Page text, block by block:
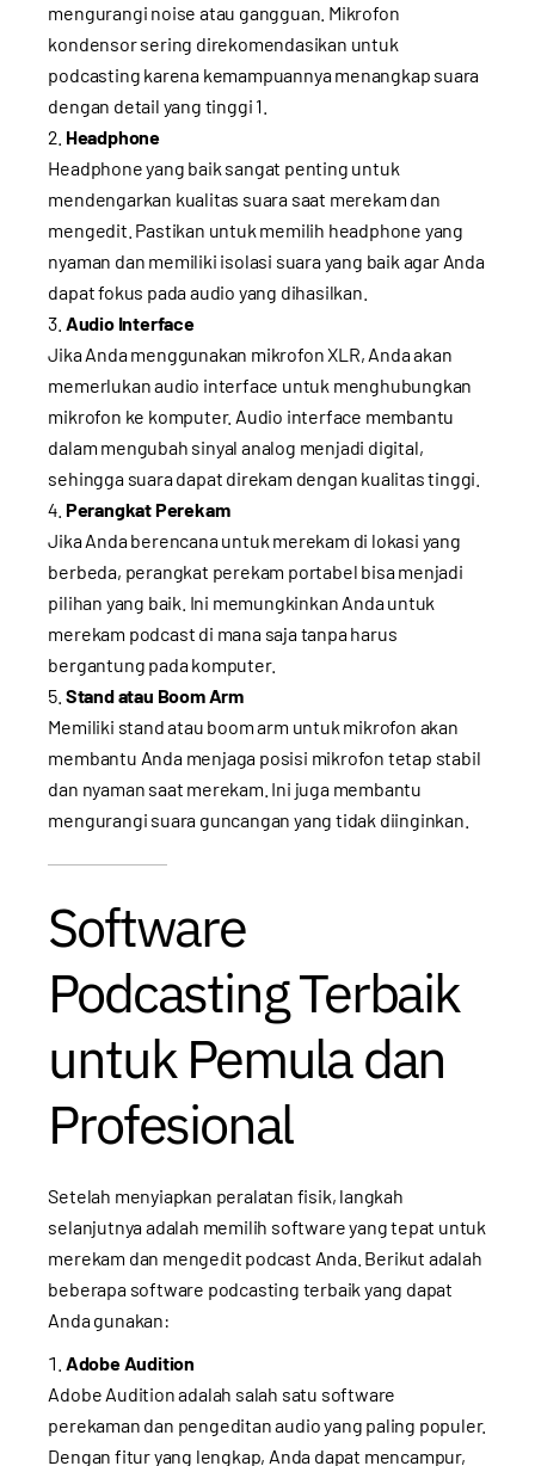
mengurangi noise atau gangguan. Mikrofon
kondensor sering direkomendasikan untuk
podcasting karena kemampuannya menangkap suara
dengan detail yang tinggi 1
Headphone
Headphone yang baik sangat penting untuk
mendengarkan kualitas suara saat merekam dan
mengedit. Pastikan untuk memilih headphone yang
nyaman dan memiliki isolasi suara yang baik agar Anda
dapat fokus pada audio yang dihasilkan.
Audio Interface
Jika Anda menggunakan mikrofon XLR, Anda akan
memerlukan audio interface untuk menghubungkan
mikrofon ke komputer. Audio interface membantu
dalam mengubah sinyal analog menjadi digital,
sehingga suara dapat direkam dengan kualitas tinggi.
Perangkat Perekam
Jika Anda berencana untuk merekam di lokasi yang
berbeda, perangkat perekam portabel bisa menjadi
pilihan yang baik. Ini memungkinkan Anda untuk
merekam podcast di mana saja tanpa harus
bergantung pada komputer.
Stand atau Boom Arm
Memiliki stand atau boom arm untuk mikrofon akan
membantu Anda menjaga posisi mikrofon tetap stabil
dan nyaman saat merekam. Ini juga membantu
mengurangi suara guncangan yang tidak diinginkan.
Software
Podcasting Terbaik
untuk Pemula dan
Profesional
Setelah menyiapkan peralatan fisik, langkah
selanjutnya adalah memilih software yang tepat untuk
merekam dan mengedit podcast Anda. Berikut adalah
beberapa software podcasting terbaik yang dapat
Anda gunakan:
Adobe Audition
Adobe Audition adalah salah satu software
perekaman dan pengeditan audio yang paling populer.
Dengan fitur yang lengkap, Anda dapat mencampur,